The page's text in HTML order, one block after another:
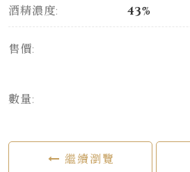
酒精濃度: 43%
售價:
數量:
繼續瀏覽